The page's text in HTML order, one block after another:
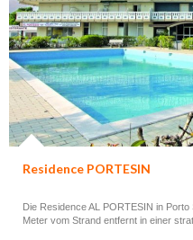
Residence PORTESIN
Die Residence AL PORTESIN in
Meter vom Strand entfernt in einer